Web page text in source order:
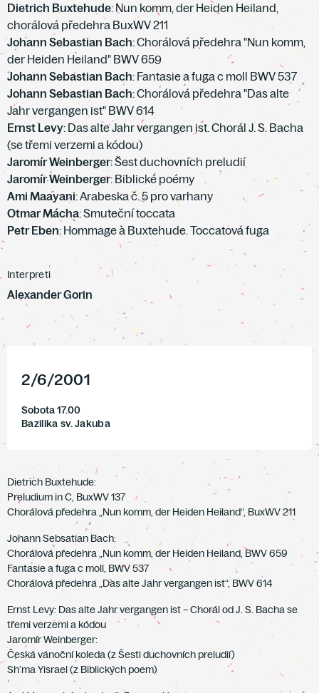
Dietrich Buxtehude: Nun komm, der Heiden Heiland,
chorálová předehra BuxWV 211
Johann Sebastian Bach: Chorálová předehra "Nun komm,
der Heiden Heiland" BWV 659
Johann Sebastian Bach: Fantasie a fuga c moll BWV 537
Johann Sebastian Bach: Chorálová předehra "Das alte
Jahr vergangen ist" BWV 614
Ernst Levy: Das alte Jahr vergangen ist. Chorál J. S. Bacha
(se třemi verzemi a kódou)
Jaromír Weinberger: Šest duchovních preludií
Jaromír Weinberger: Biblické poémy
Ami Maayani: Arabeska č. 5 pro varhany
Otmar Mácha: Smuteční toccata
Petr Eben: Hommage à Buxtehude. Toccatová fuga
Interpreti
Alexander Gorin
2/6/2001
Sobota 17.00
Bazilika sv. Jakuba
Dietrich Buxtehude:
Preludium in C, BuxWV 137
Chorálová předehra „Nun komm, der Heiden Heiland“, BuxWV 211
Johann Sebsatian Bach:
Chorálová předehra „Nun komm, der Heiden Heiland, BWV 659
Fantasie a fuga c moll, BWV 537
Chorálová předehra „Das alte Jahr vergangen ist“, BWV 614
Ernst Levy: Das alte Jahr vergangen ist – Chorál od J. S. Bacha se
třemi verzemi a kódou
Jaromír Weinberger:
Česká vánoční koleda (z Šesti duchovních preludií)
Sh’ma Yisrael (z Biblických poem)